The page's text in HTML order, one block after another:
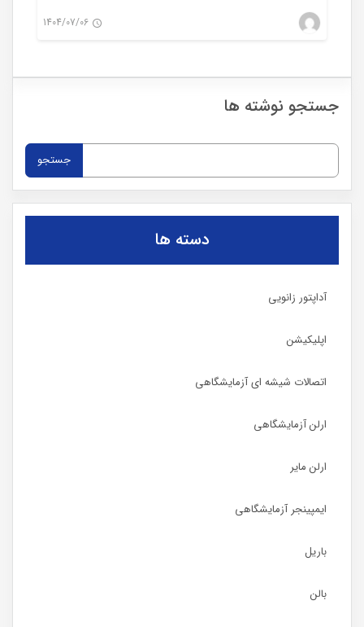
جستجو نوشته ها
برای:
دسته ها
آداپتور زانویی
اپلیکیشن
اتصالات شیشه ای آزمایشگاهی
ارلن آزمایشگاهی
ارلن مایر
ایمپینجر آزمایشگاهی
باریل
بالن
1404/07/06